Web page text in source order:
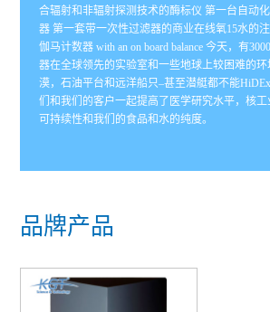
合辐射和非辐射探测技术的酶标仪 第一台自动
器 第一套带一次性过滤器的商业在线氧15水的
伽马计数器 with an on board balance 今天，有
器在全球领先的实验室和一些地球上较困难的
漠，石油平台和远洋船只–甚至潜艇都不能
们和我们的客户一起提高了医学研究水平，核
可持续性和我们的食品和水的纯度。
品牌产品